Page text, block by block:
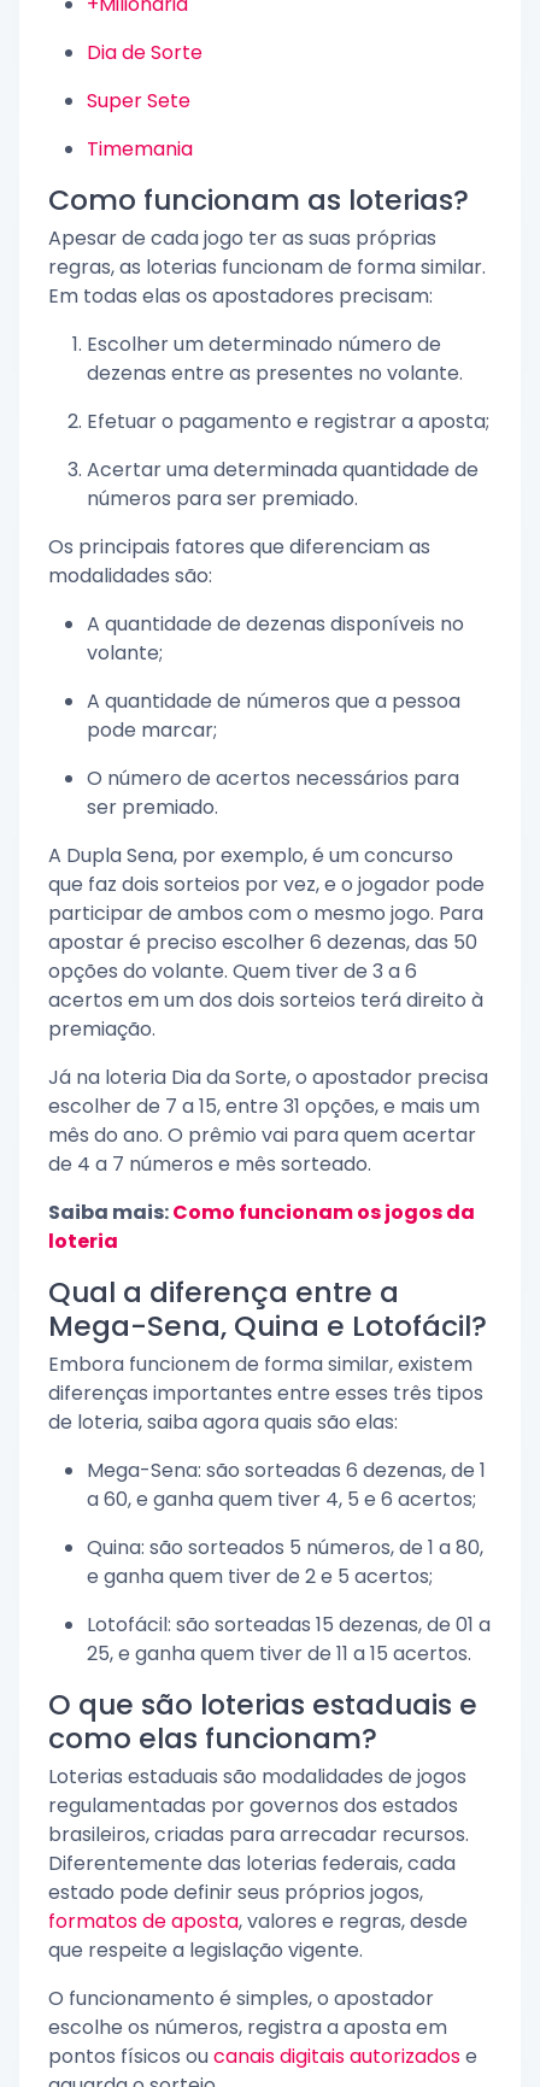
Dia de Sorte
Super Sete
Timemania
Como funcionam as loterias?
Apesar de cada jogo ter as suas próprias
regras, as loterias funcionam de forma similar.
Em todas elas os apostadores precisam:
Escolher um determinado número de
dezenas entre as presentes no volante.
Efetuar o pagamento e registrar a aposta;
Acertar uma determinada quantidade de
números para ser premiado.
Os principais fatores que diferenciam as
modalidades são:
A quantidade de dezenas disponíveis no
volante;
A quantidade de números que a pessoa
pode marcar;
O número de acertos necessários para
ser premiado.
A Dupla Sena, por exemplo, é um concurso
que faz dois sorteios por vez, e o jogador pode
participar de ambos com o mesmo jogo. Para
apostar é preciso escolher 6 dezenas, das 50
opções do volante. Quem tiver de 3 a 6
acertos em um dos dois sorteios terá direito à
premiação.
Já na loteria Dia da Sorte, o apostador precisa
escolher de 7 a 15, entre 31 opções, e mais um
mês do ano. O prêmio vai para quem acertar
de 4 a 7 números e mês sorteado.
Saiba mais:Como funcionam os jogos da
loteria
Qual a diferença entre a
Mega-Sena, Quina e Lotofácil?
Embora funcionem de forma similar, existem
diferenças importantes entre esses três tipos
de loteria, saiba agora quais são elas:
Mega-Sena: são sorteadas 6 dezenas, de 1
a 60, e ganha quem tiver 4, 5 e 6 acertos;
Quina: são sorteados 5 números, de 1 a 80,
e ganha quem tiver de 2 e 5 acertos;
Lotofácil: são sorteadas 15 dezenas, de 01 a
25, e ganha quem tiver de 11 a 15 acertos.
O que são loterias estaduais e
como elas funcionam?
Loterias estaduais são modalidades de jogos
regulamentadas por governos dos estados
brasileiros, criadas para arrecadar recursos.
Diferentemente das loterias federais, cada
estado pode definir seus próprios jogos,
formatos de aposta, valores e regras, desde
que respeite a legislação vigente.
O funcionamento é simples, o apostador
escolhe os números, registra a aposta em
pontos físicos oucanais digitais autorizadose